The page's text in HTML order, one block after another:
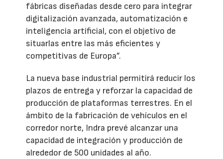
fábricas diseñadas desde cero para integrar
digitalización avanzada, automatización e
inteligencia artificial, con el objetivo de
situarlas entre las más eficientes y
competitivas de Europa”.
La nueva base industrial permitirá reducir los
plazos de entrega y reforzar la capacidad de
producción de plataformas terrestres. En el
ámbito de la fabricación de vehículos en el
corredor norte, Indra prevé alcanzar una
capacidad de integración y producción de
alrededor de 500 unidades al año.